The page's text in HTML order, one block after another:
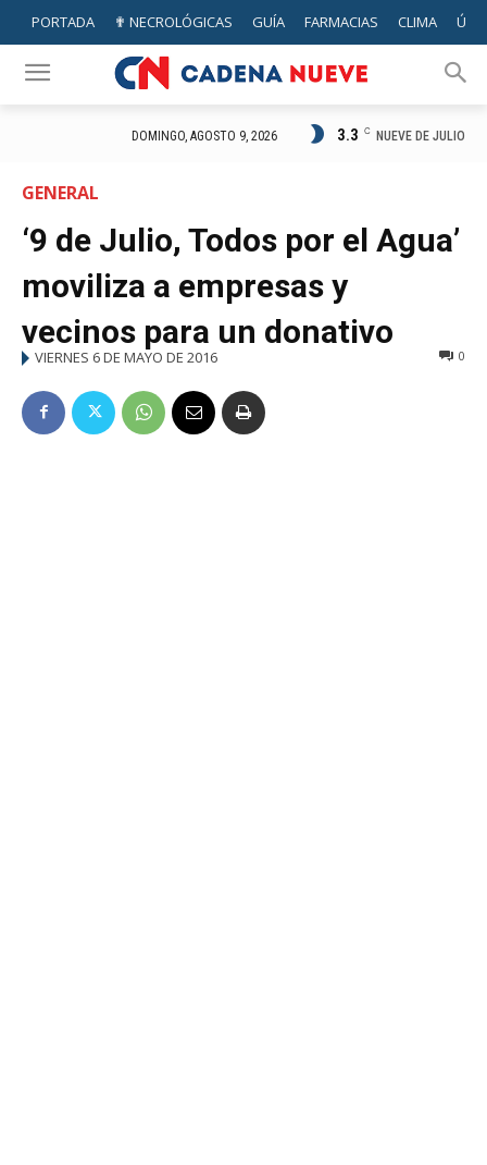
PORTADA ✟ NECROLÓGICAS GUÍA FARMACIAS CLIMA
DOMINGO, AGOSTO 9, 2026 3.3 C NUEVE DE JULIO
GENERAL
‘9 de Julio, Todos por el Agua’
moviliza a empresas y
vecinos para un donativo
VIERNES 6 DE MAYO DE 2016 0